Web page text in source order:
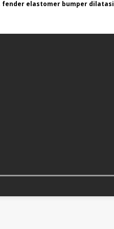
elastomer bumper dilatasi